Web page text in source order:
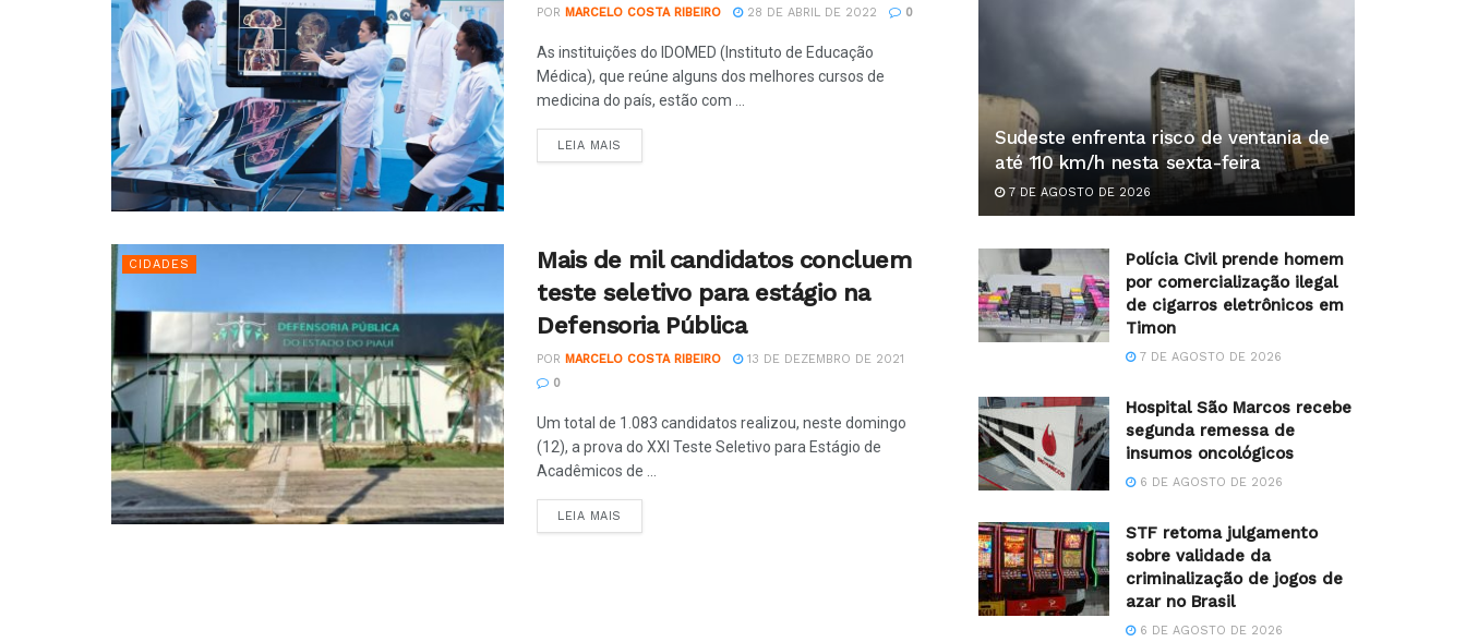
POR MARCELO COSTA RIBEIRO 28 DE ABRIL DE 2022 0
As instituições do IDOMED (Instituto de Educação
Médica), que reúne alguns dos melhores cursos de
medicina do país, estão com ...
LEIA MAIS
CIDADES
Mais de mil candidatos concluem
teste seletivo para estágio na
Defensoria Pública
POR MARCELO COSTA RIBEIRO
13 DE DEZEMBRO DE 2021
0
Um total de 1.083 candidatos realizou, neste domingo
(12), a prova do XXI Teste Seletivo para Estágio de
Acadêmicos de ...
LEIA MAIS
Sudeste enfrenta risco de ventania de
até 110 km/h nesta sexta-feira
7 DE AGOSTO DE 2026
Polícia Civil prende homem
por comercialização ilegal
de cigarros eletrônicos em
Timon
7 DE AGOSTO DE 2026
Hospital São Marcos recebe
segunda remessa de
insumos oncológicos
6 DE AGOSTO DE 2026
STF retoma julgamento
sobre validade da
criminalização de jogos de
azar no Brasil
6 DE AGOSTO DE 2026